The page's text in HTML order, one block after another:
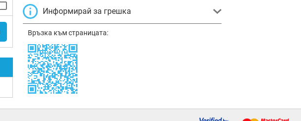
Информирай за грешка
Връзка към страницата: